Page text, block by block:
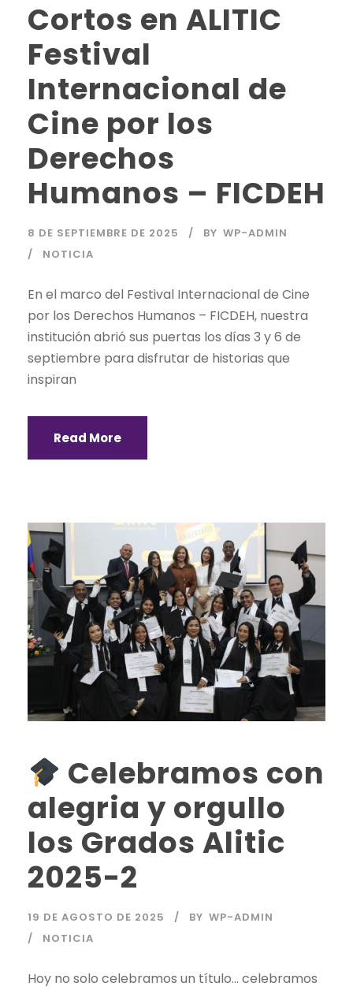
Cortos en ALITIC
Festival
Internacional de
Cine por los
Derechos
Humanos – FICDEH
8 DE SEPTIEMBRE DE 2025 BY WP-ADMIN
NOTICIA
En el marco del Festival Internacional de Cine
por los Derechos Humanos – FICDEH, nuestra
institución abrió sus puertas los días 3 y 6 de
septiembre para disfrutar de historias que
inspiran
Read More
Celebramos con
alegria y orgullo
los Grados Alitic
2025-2
19 DE AGOSTO DE 2025 BY WP-ADMIN
NOTICIA
Hoy no solo celebramos un título… celebramos